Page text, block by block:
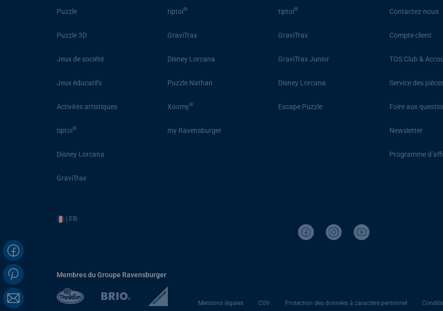
Puzzle
Puzzle 3D
Jeux de société
Jeux éducatifs
Activités artistiques
tiptoi®
Disney Lorcana
GraviTrax
tiptoi®
GraviTrax
Disney Lorcana
Puzzle Nathan
Xoomy®
my Ravensburger
tiptoi®
GraviTrax
GraviTrax Junior
Disney Lorcana
Escape Puzzle
Contactez-nous
Compte client
TOS Club &
Service des
Foire aux
Newsletter
Programme
| FR
Membres du Groupe Ravensburger
Mentions légales CGV Protection des données à caractère personnel